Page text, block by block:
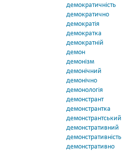
демократичність
демократично
демократія
демократка
демократній
демон
демонізм
демонічний
демонічно
демонологія
демонстрант
демонстрантка
демонстрантський
демонстративний
демонстративність
демонстративно